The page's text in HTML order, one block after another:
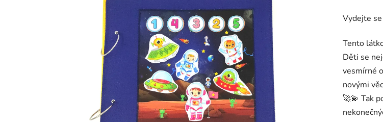
produktu
0,0
z
5
hvězdiček.
Vydejte
Tento
Děti se
vesmírné
novými
🚀💫 Tak